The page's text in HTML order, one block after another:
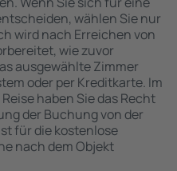
wählen Sie nur
wird nach Erreichen von
wie zuvor
ausgewählte Zimmer
oder per Kreditkarte. Im
haben Sie das Recht
der Buchung von der
für die kostenlose
nach dem Objekt